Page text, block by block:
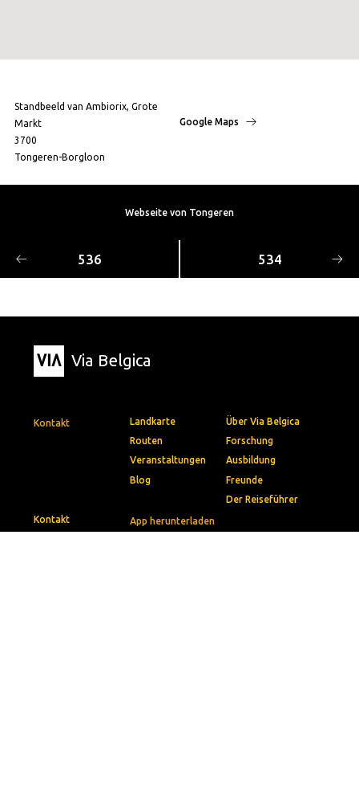
Standbeeld van Ambiorix, Grote
Markt
3700
Tongeren-Borgloon
Google Maps
Webseite von Tongeren
536 534
Via Belgica
Kontakt
App herunterladen
Landkarte
Routen
Veranstaltungen
Blog
Über Via Belgica
Forschung
Ausbildung
Freunde
Der Reiseführer
Kontakt